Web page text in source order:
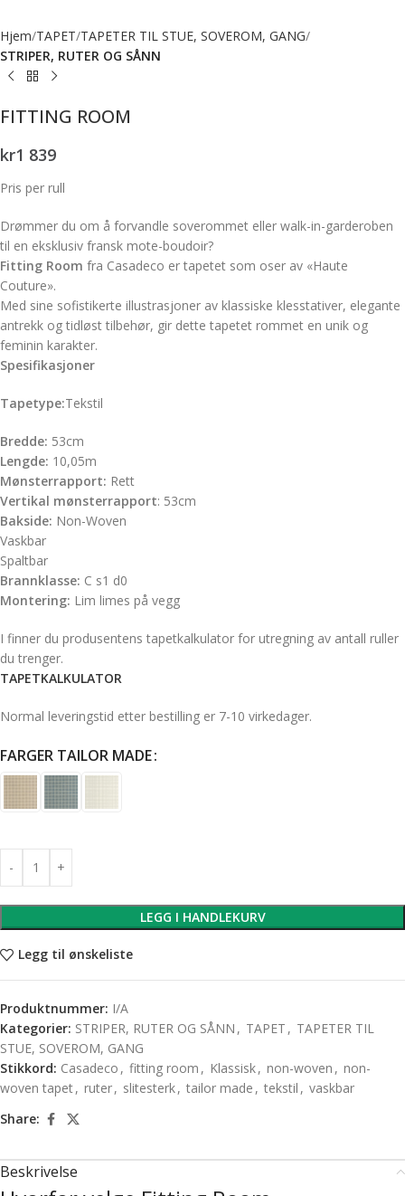
Hjem TAPET TAPETER TIL STUE, SOVEROM, GANG
STRIPER, RUTER OG SÅNN
FITTING ROOM
kr1 839
Pris per rull
Drømmer du om å forvandle soverommet eller walk-in-garderoben
til en eksklusiv fransk mote-boudoir?
Fitting Room fra Casadeco er tapetet som oser av «Haute
Couture».
Med sine sofistikerte illustrasjoner av klassiske klesstativer, elegante
antrekk og tidløst tilbehør, gir dette tapetet rommet en unik og
feminin karakter.
Spesifikasjoner
Tapetype:Tekstil
Bredde: 53cm
Lengde: 10,05m
Mønsterrapport: Rett
Vertikal mønsterrapport: 53cm
Bakside: Non-Woven
Vaskbar
Spaltbar
Brannklasse: C s1 d0
Montering: Lim limes på vegg
I finner du produsentens tapetkalkulator for utregning av antall ruller
du trenger.
TAPETKALKULATOR
Normal leveringstid etter bestilling er 7-10 virkedager.
FARGER TAILOR MADE
LEGG I HANDLEKURV
Legg til ønskeliste
Produktnummer: I/A
Kategorier: STRIPER, RUTER OG SÅNN , TAPET , TAPETER TIL
STUE, SOVEROM, GANG
Stikkord: Casadeco , fitting room , Klassisk, non-woven , non-
woven tapet, ruter, slitesterk, tailor made , tekstil , vaskbar
Share:
Beskrivelse